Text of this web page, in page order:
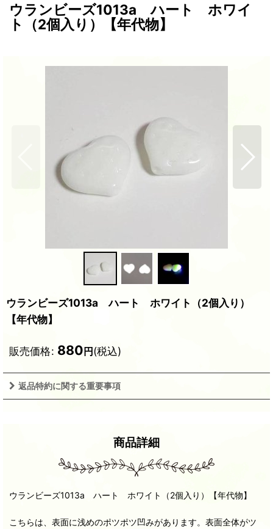
ウランビーズ1013a ハート ホワイ
ト（2個入り）【年代物】
ウランビーズ1013a ハート ホワイト（2個入り）
【年代物】
販売価格: 880円(税込)
返品特約に関する重要事項
商品詳細
ウランビーズ1013a ハート ホワイト（2個入り）【年代物】
こちらは、表面に浅めのポツポツ凹みがあります。表面全体がツ